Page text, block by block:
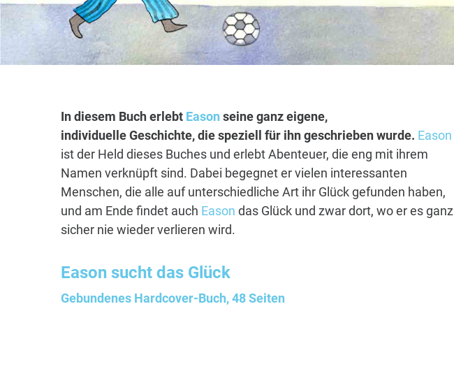
In diesem Buch erlebt Eason seine ganz eigene,
individuelle Geschichte, die speziell für ihn geschrieben wurde. Eason
ist der Held dieses Buches und erlebt Abenteuer, die eng mit ihrem
Namen verknüpft sind. Dabei begegnet er vielen interessanten
Menschen, die alle auf unterschiedliche Art ihr Glück gefunden haben,
und am Ende findet auch Eason das Glück und zwar dort, wo er es ganz
sicher nie wieder verlieren wird.
Eason sucht das Glück
Gebundenes Hardcover-Buch, 48 Seiten